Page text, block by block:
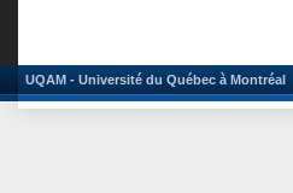
UQAM - Université du Québec à Montréal